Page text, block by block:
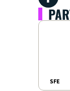
SFE